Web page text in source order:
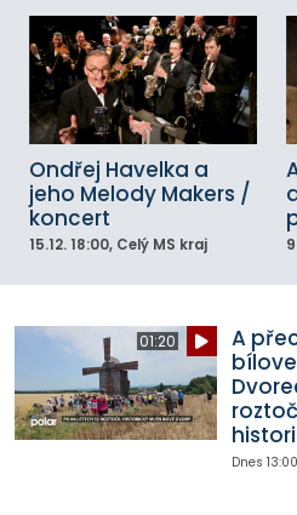
Ondřej Havelka a
jeho Melody Makers /
koncert
15.12. 18:00, Celý MS kraj
01:20
A
Dnes 13:00